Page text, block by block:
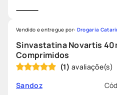
7º
mounjaro
8º
ozivy
9º
lenço umedecido
Sinvastatina Novartis
Comprimidos
(1)
Sandoz
Cód
Vendido e entregue por: Drogaria